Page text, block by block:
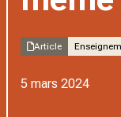
Article
5 mars 2024